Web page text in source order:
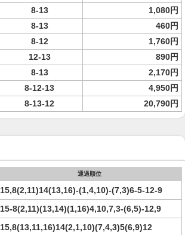
8-13 1,080円
8-13
460円
8-12
1,760円
12-13
890円
8-13
2,170円
8-12-13
4,950円
8-13-12 20,790円
通過順位
15,8(2,11)14(13,16)-(1,4,10)-(7,3)6-5-12-9
15-8(2,11)(13,14)(1,16)4,10,7,3-(6,5)-12,9
15,8(13,11,16)14(2,1,10)(7,4,3)5(6,9)12